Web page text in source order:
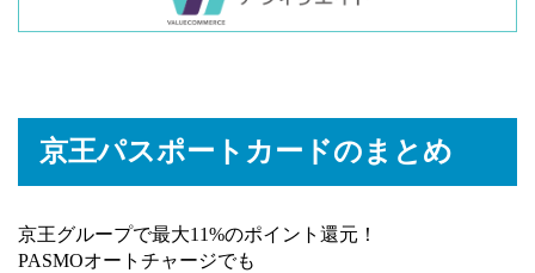
京王パスポートカードのまとめ
京王グループで最大11%のポイント還元！
PASMOオートチャージでも